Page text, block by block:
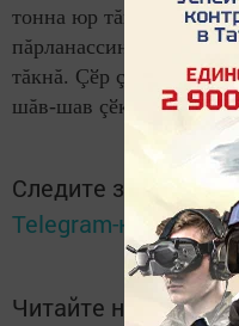
тонна юр тăкма та
пăрланассинчен ятарлă
тăкнă. Çӗр çине ӳкнӗ
шăв-шав çӗклерӗ
Следите за самым
Telegram-канале
Читайте новости